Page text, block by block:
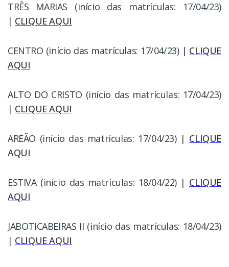
TRÊS MARIAS (início das matrículas: 17/04/23)
| CLIQUE AQUI
CENTRO (início das matrículas: 17/04/23) | CLIQUE
AQUI
ALTO DO CRISTO (início das matrículas: 17/04/23)
| CLIQUE AQUI
AREÃO (início das matrículas: 17/04/23) | CLIQUE
AQUI
ESTIVA (início das matrículas: 18/04/22) | CLIQUE
AQUI
JABOTICABEIRAS II (início das matrículas: 18/04/23)
| CLIQUE AQUI